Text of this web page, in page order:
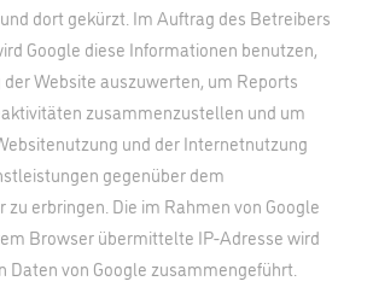
dort gekürzt. Im Auftrag des Betreibers
Google diese Informationen benutzen,
Website auszuwerten, um Reports
zusammenzustellen und um
und der Internetnutzung
gegenüber dem
erbringen. Die im Rahmen von Google
Browser übermittelte IP-Adresse wird
Daten von Google zusammengeführt.